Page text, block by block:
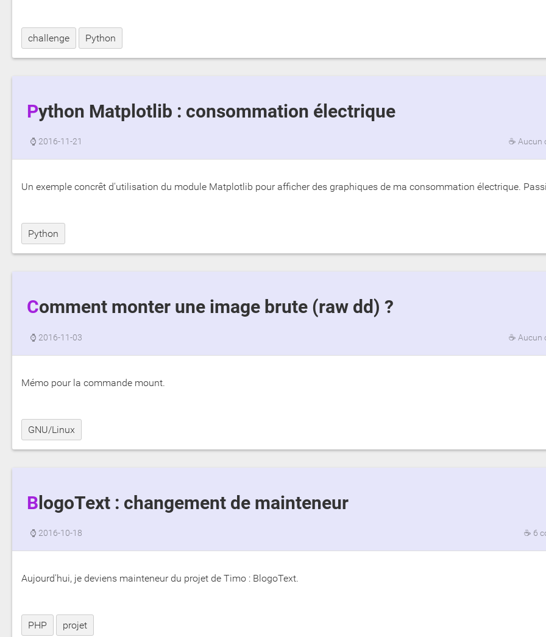
challenge Python
Python Matplotlib : consommation électrique
☕Aucun
⌚ 2016-11-21
Un exemple concrêt d'utilisation du module Matplotlib pour afficher des graphiques de ma consommation électrique.
Python
Comment monter une image brute (raw dd) ?
☕Aucun
⌚ 2016-11-03
Mémo pour la commande mount.
GNU/Linux
BlogoText : changement de mainteneur
☕ 6
⌚ 2016-10-18
Aujourd'hui, je deviens mainteneur du projet de Timo : BlogoText.
PHP projet